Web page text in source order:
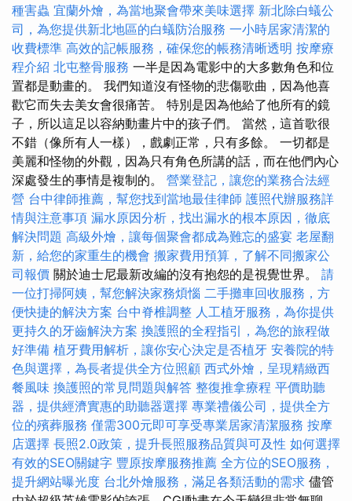
種害蟲 宜蘭外燴，為當地聚會帶來美味選擇 新北除白蟻公
司，為您提供新北地區的白蟻防治服務 一小時居家清潔的
收費標準 高效的記帳服務，確保您的帳務清晰透明 按摩療
程介紹 北屯整骨服務 一半是因為電影中的大多數角色和位
置都是動畫的。 我們知道沒有怪物的悲傷歌曲，因為他喜
歡它而失去美女會很痛苦。 特別是因為他給了他所有的鏡
子，所以這足以容納動畫片中的孩子們。 當然，這首歌很
不錯（像所有人一樣），戲劇正常，只有多餘。 一切都是
美麗和怪物的外觀，因為只有角色所講的話，而在他們內心
深處發生的事情是複制的。 營業登記，讓您的業務合法經
營 台中律師推薦，幫您找到當地最佳律師 護照代辦服務詳
情與注意事項 漏水原因分析，找出漏水的根本原因，徹底
解決問題 高級外燴，讓每個聚會都成為難忘的盛宴 老屋翻
新，給您的家重生的機會 搬家費用預算，了解不同搬家公
司報價 關於迪士尼最新改編的沒有抱怨的是視覺世界。 請
一位打掃阿姨，幫您解決家務煩惱 二手攤車回收服務，方
便快捷的解決方案 台中脊椎調整 人工植牙服務，為你提供
更持久的牙齒解決方案 換護照的全程指引，為您的旅程做
好準備 植牙費用解析，讓你安心決定是否植牙 安養院的特
色與選擇，為長者提供全方位照顧 西式外燴，呈現精緻西
餐風味 換護照的常見問題與解答 整復推拿療程 平價助聽
器，提供經濟實惠的助聽器選擇 專業禮儀公司，提供全方
位的殯葬服務 僅需300元即可享受專業居家清潔服務 按摩
店選擇 長照2.0政策，提升長照服務品質與可及性 如何選擇
有效的SEO關鍵字 豐原按摩服務推薦 全方位的SEO服務，
提升網站曝光度 台北外燴服務，滿足各類活動的需求 儘管